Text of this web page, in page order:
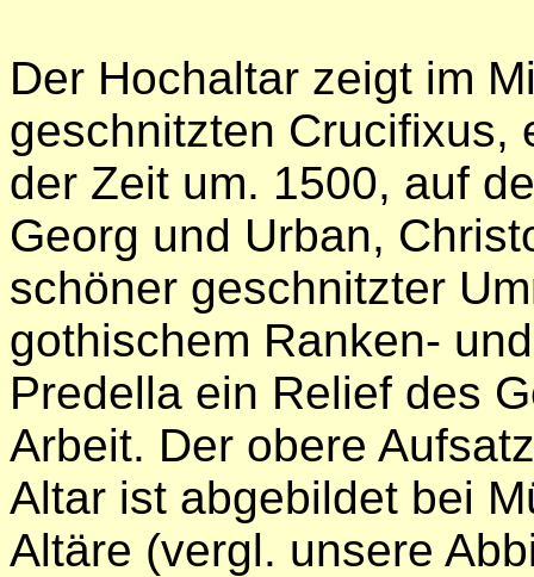
Der Hochaltar zeigt im
geschnitzten Crucifixus,
der Zeit um. 1500, auf
Georg und Urban,
schöner geschnitzter
gothischem Ranken-
Predella ein Relief des
Arbeit. Der obere
Altar ist abgebildet bei
Altäre (vergl. unsere